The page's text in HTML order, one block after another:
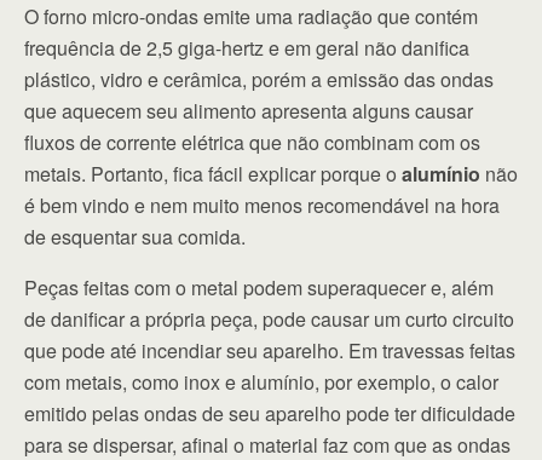
O forno micro-ondas emite uma radiação que contém
frequência de 2,5 giga-hertz e em geral não danifica
plástico, vidro e cerâmica, porém a emissão das ondas
que aquecem seu alimento apresenta alguns causar
fluxos de corrente elétrica que não combinam com os
metais. Portanto, fica fácil explicar porque o alumínio não
é bem vindo e nem muito menos recomendável na hora
de esquentar sua comida.
Peças feitas com o metal podem superaquecer e, além
de danificar a própria peça, pode causar um curto circuito
que pode até incendiar seu aparelho. Em travessas feitas
com metais, como inox e alumínio, por exemplo, o calor
emitido pelas ondas de seu aparelho pode ter dificuldade
para se dispersar, afinal o material faz com que as ondas